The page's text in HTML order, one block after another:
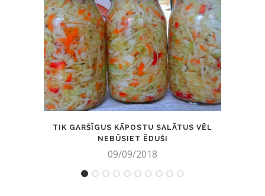
TIK GARŠĪGUS KĀPOSTU SALĀTUS VĒL
NEBŪSIET ĒDUŠI
09/09/2018